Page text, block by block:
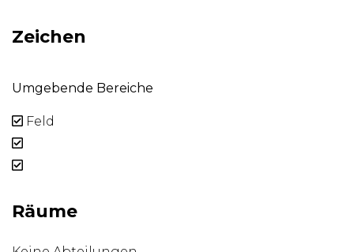
Zeichen
Umgebende Bereiche
Feld
Räume